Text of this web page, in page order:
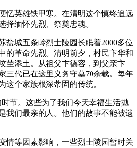
英雄铁甲寒。在清明这个慎终追远
择缅怀先烈、祭奠忠魂。
五条岭烈士陵园长眠着2000多位
的革命先烈。清明前夕，村民卞华和
茔添土。从祖父卞德容，到父亲卞
三代已在这里义务守墓70余载。每年
这个家族根深蒂固的传统。
节。这些为了我们今天幸福生活抛
我们最亲的人。他们的故事不能被遗
等因素影响，一些烈士陵园暂时关